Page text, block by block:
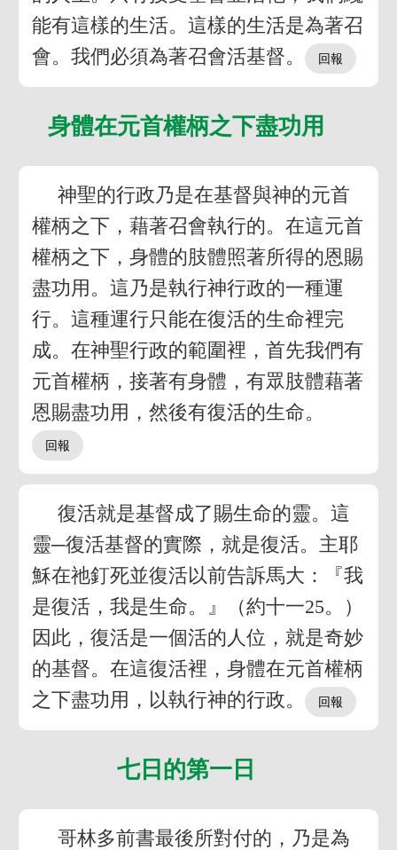
能有這樣的生活。這樣的生活是為著召
會。我們必須為著召會活基督。
身體在元首權柄之下盡功用
神聖的行政乃是在基督與神的元首
權柄之下，藉著召會執行的。在這元首
權柄之下，身體的肢體照著所得的恩賜
盡功用。這乃是執行神行政的一種運
行。這種運行只能在復活的生命裡完
成。在神聖行政的範圍裡，首先我們有
元首權柄，接著有身體，有眾肢體藉著
恩賜盡功用，然後有復活的生命。
復活就是基督成了賜生命的靈。這
靈─復活基督的實際，就是復活。主耶
穌在祂釘死並復活以前告訴馬大：『我
是復活，我是生命。』（約十一25。）
因此，復活是一個活的人位，就是奇妙
的基督。在這復活裡，身體在元首權柄
之下盡功用，以執行神的行政。
七日的第一日
哥林多前書最後所對付的，乃是為